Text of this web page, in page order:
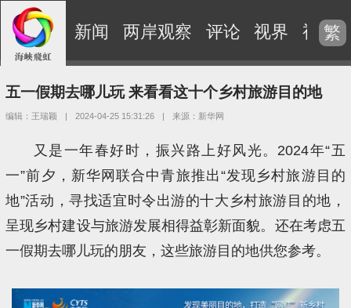
新闻 两岸观察 评论 视界 视频
繁
五一假期去哪儿玩 来看看这十个乡村旅游目的地
编辑：王瑞颖 | 2024-04-25 15:31:26 | 来源：新华网
又是一年春好时，振兴路上好风光。2024年“五
一”前夕，新华网联合中青旅推出“发现乡村旅游目的
地”活动，寻找适宜时令出游的十大乡村旅游目的地，
呈现乡村建设与旅游发展相得益彰新面貌。还在考虑五
一假期去哪儿玩的朋友，这些旅游目的地供您参考。